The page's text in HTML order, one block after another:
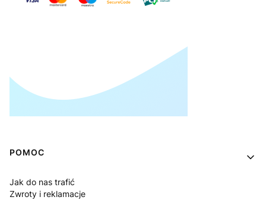
Linki w stopce
POMOC
Jak do nas trafić
Zwroty i reklamacje